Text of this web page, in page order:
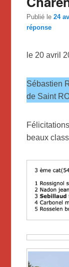
Publié le24
réponse
le 20 avril
Sébastien
de Saint
beaux